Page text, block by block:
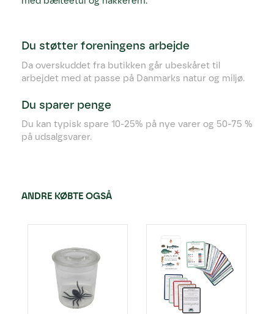
Du støtter foreningens arbejde
Da overskuddet fra butikken går ubeskåret til
arbejdet med at passe på Danmarks natur og miljø.
Du sparer penge
Du kan typisk spare 10-25% på nye varer og 50-75 %
på udsalgsvarer.
ANDRE KØBTE OGSÅ